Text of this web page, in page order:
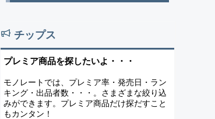
チップス
プレミア商品を探したいよ・・・
モノレートでは、プレミア率・発売日・ラン
キング・出品者数・・・。さまざまな絞り込
みができます。プレミア商品だけ探だすこと
もカンタン！